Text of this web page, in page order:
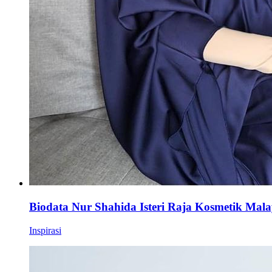
Biodata Nur Shahida Isteri Raja Kosmetik
Inspirasi